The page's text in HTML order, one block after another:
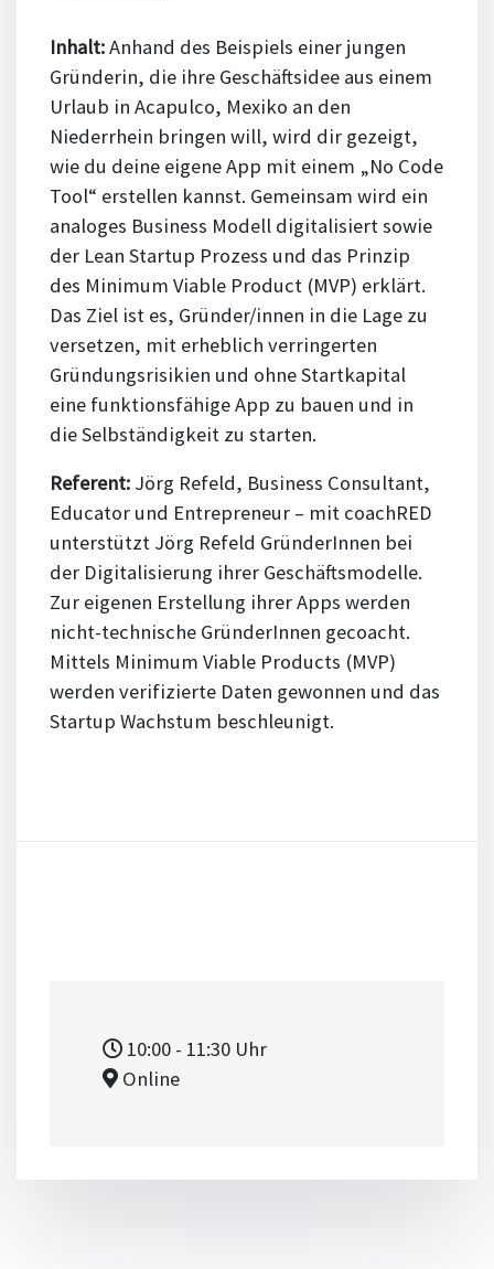
Inhalt:Anhand des Beispiels einer jungen
Gründerin, die ihre Geschäftsidee aus einem
Urlaub in Acapulco, Mexiko an den
Niederrhein bringen will, wird dir gezeigt,
wie du deine eigene App mit einem „No Code
Tool“ erstellen kannst. Gemeinsam wird ein
analoges Business Modell digitalisiert sowie
der Lean Startup Prozess und das Prinzip
des Minimum Viable Product (MVP) erklärt.
Das Ziel ist es, Gründer/innen in die Lage zu
versetzen, mit erheblich verringerten
Gründungsrisikien und ohne Startkapital
eine funktionsfähige App zu bauen und in
die Selbständigkeit zu starten.
Referent: Jörg Refeld, Business Consultant,
Educator und Entrepreneur – mit coachRED
unterstützt Jörg Refeld GründerInnen bei
der Digitalisierung ihrer Geschäftsmodelle.
Zur eigenen Erstellung ihrer Apps werden
nicht-technische GründerInnen gecoacht.
Mittels Minimum Viable Products (MVP)
werden verifizierte Daten gewonnen und das
Startup Wachstum beschleunigt.
10:00 - 11:30 Uhr
Online